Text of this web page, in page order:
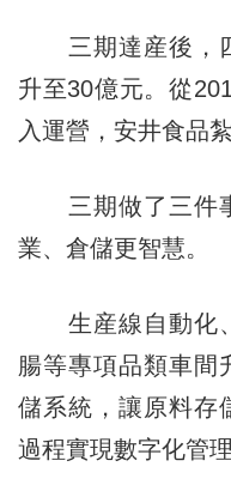
三期達産後，四
升至30億元。從
入運營，安井食品
三期做了三件事
業、倉儲更智慧。
生産線自動化、
腸等專項品類車間
儲系統，讓原料存
過程實現數字化管理